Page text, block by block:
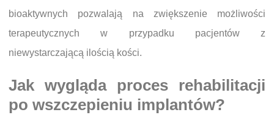
bioaktywnych pozwalają na zwiększenie możliwości
terapeutycznych w przypadku pacjentów z
niewystarczającą ilością kości.
Jak wygląda proces rehabilitacji
po wszczepieniu implantów?